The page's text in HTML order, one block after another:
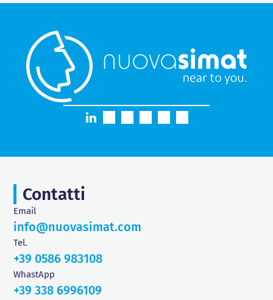
Contatti
Email
info@nuovasimat.com
Tel.
+39 0586 983108
WhastApp
+39 338 6996109